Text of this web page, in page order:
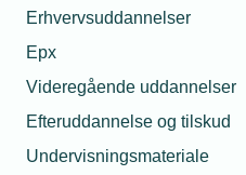
Erhvervsuddannelser
Epx
Videregående uddannelser
Efteruddannelse og tilskud
Undervisningsmateriale
Andersen &
international ejer